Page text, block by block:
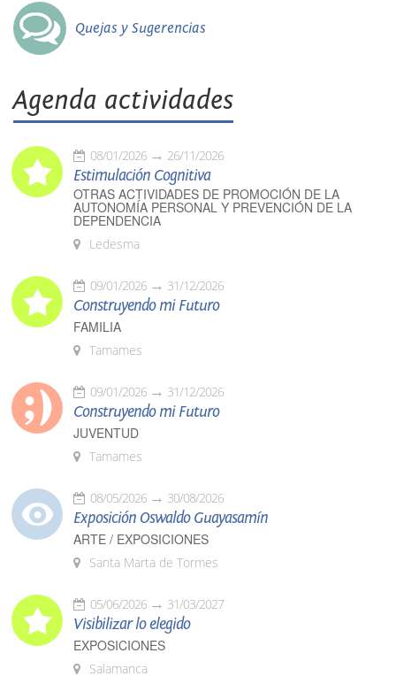
Quejas y Sugerencias
Agenda actividades
08/01/2026 26/11/2026
Estimulación Cognitiva
OTRAS ACTIVIDADES DE PROMOCIÓN DE LA
AUTONOMÍA PERSONAL Y PREVENCIÓN DE LA
DEPENDENCIA
Ledesma
09/01/2026 31/12/2026
Construyendo mi Futuro
FAMILIA
Tamames
09/01/2026 31/12/2026
Construyendo mi Futuro
JUVENTUD
Tamames
08/05/2026 30/08/2026
Exposición Oswaldo Guayasamín
ARTE / EXPOSICIONES
Santa Marta de Tormes
05/06/2026 31/03/2027
Visibilizar lo elegido
EXPOSICIONES
Salamanca